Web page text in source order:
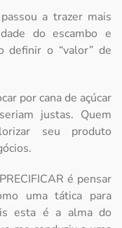
a trazer mais
do escambo e
definir o “valor” de
por cana de açúcar
justas. Quem
seu produto
é pensar
uma tática para
esta é a alma do